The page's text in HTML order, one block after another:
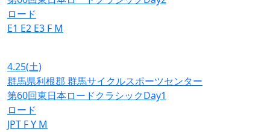
ロード
E1 E2 E3 F M
4.25(土)
群馬県利根郡 群馬サイクルスポーツセンター
第60回東日本ロードクラシックDay1
ロード
JPT FY M